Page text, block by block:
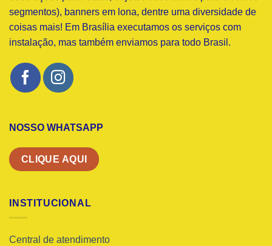
segmentos), banners em lona, dentre uma diversidade de
coisas mais! Em Brasília executamos os serviços com
instalação, mas também enviamos para todo Brasil.
NOSSO WHATSAPP
CLIQUE AQUI
INSTITUCIONAL
Central de atendimento